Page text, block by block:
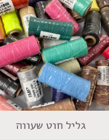
גליל חוט שעווה